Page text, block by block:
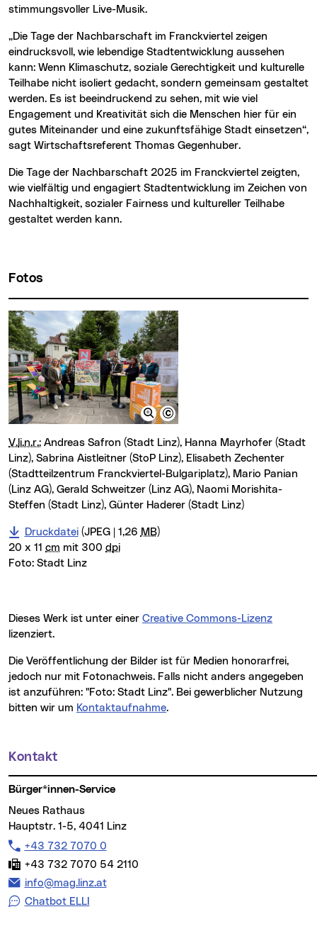
stimmungsvoller Live-Musik.
„Die Tage der Nachbarschaft im Franckviertel zeigen
eindrucksvoll, wie lebendige Stadtentwicklung aussehen
kann: Wenn Klimaschutz, soziale Gerechtigkeit und kulturelle
Teilhabe nicht isoliert gedacht, sondern gemeinsam gestaltet
werden. Es ist beeindruckend zu sehen, mit wie viel
Engagement und Kreativität sich die Menschen hier für ein
gutes Miteinander und eine zukunftsfähige Stadt einsetzen“,
sagt Wirtschaftsreferent Thomas Gegenhuber.
Die Tage der Nachbarschaft 2025 im Franckviertel zeigten,
wie vielfältig und engagiert Stadtentwicklung im Zeichen von
Nachhaltigkeit, sozialer Fairness und kultureller Teilhabe
gestaltet werden kann.
Fotos
V.li.n.r.: Andreas Safron (Stadt Linz), Hanna Mayrhofer (Stadt
Linz), Sabrina Aistleitner (StoP Linz), Elisabeth Zechenter
(Stadtteilzentrum Franckviertel-Bulgariplatz), Mario Panian
(Linz AG), Gerald Schweitzer (Linz AG), Naomi Morishita-
Steffen (Stadt Linz), Günter Haderer (Stadt Linz)
Druckdatei(JPEG | 1,26 MB)
20 x 11 cm mit 300 dpi
Foto: Stadt Linz
Dieses Werk ist unter einer Creative Commons-Lizenz
lizenziert.
Die Veröffentlichung der Bilder ist für Medien honorarfrei,
jedoch nur mit Fotonachweis. Falls nicht anders angegeben
ist anzuführen: "Foto: Stadt Linz". Bei gewerblicher Nutzung
bitten wir um Kontaktaufnahme.
Weitere Informationen
Kontakt
Bürger*innen-Service
Neues Rathaus
Hauptstr. 1-5, 4041 Linz
Telefon:
+43 732 7070 0
Fax:
+43 732 7070 54 2110
E-Mail Adresse:
info@mag.linz.at
Chatbot ELLI